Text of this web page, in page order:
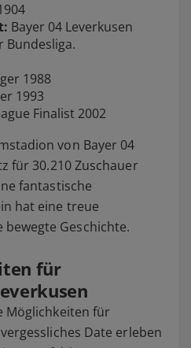
Bayer 04 Leverkusen
Bundesliga.
1988
1993
Finalist 2002
von Bayer 04
für 30.210 Zuschauer
fantastische
hat eine treue
Geschichte.
für
Möglichkeiten für
Date erleben